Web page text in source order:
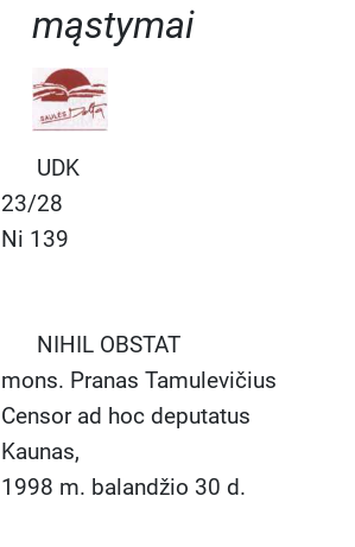
mąstymai
UDK
23/28
Ni 139
NIHIL OBSTAT
mons. Pranas Tamulevičius
Censor ad hoc deputatus
Kaunas,
1998 m. balandžio 30 d.